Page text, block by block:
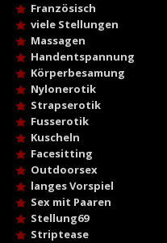
Französisch
viele Stellungen
Massagen
Handentspannung
Körperbesamung
Nylonerotik
Strapserotik
Fusserotik
Kuscheln
Facesitting
Outdoorsex
langes Vorspiel
Sex mit Paaren
Stellung69
Striptease